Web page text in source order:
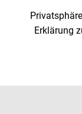
Privatsphäre
Erklärung